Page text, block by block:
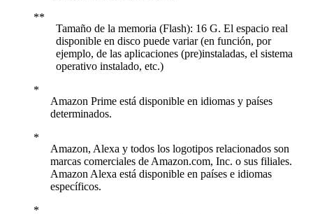
Tamaño de la memoria (Flash): 16 G. El espacio real
disponible en disco puede variar (en función, por
ejemplo, de las aplicaciones (pre)instaladas, el sistema
operativo instalado, etc.)
Amazon Prime está disponible en idiomas y países
determinados.
Amazon, Alexa y todos los logotipos relacionados son
marcas comerciales de Amazon.com, Inc. o sus filiales.
Amazon Alexa está disponible en países e idiomas
específicos.